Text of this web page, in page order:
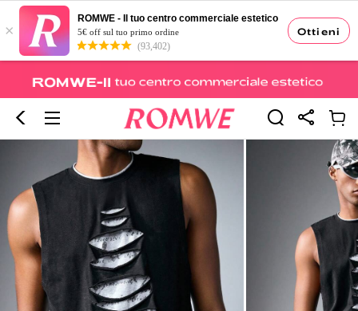
Ottieni
×
ROMWE - Il tuo centro commerciale estetico
5€ off sul tuo primo ordine
(93,402)